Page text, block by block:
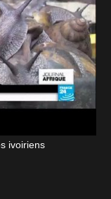
ivoiriens